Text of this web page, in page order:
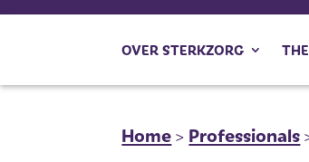
OVER STERKZORG
Home > Professionals